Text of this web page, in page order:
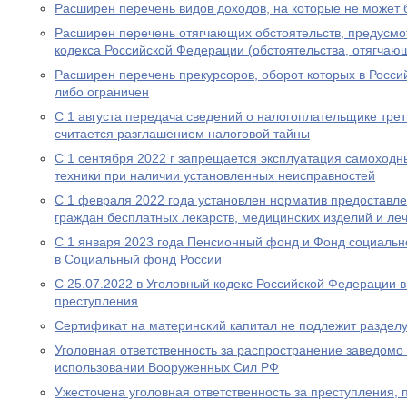
Расширен перечень видов доходов, на которые не может
Расширен перечень отягчающих обстоятельств,
кодекса Российской Федерации (обстоятельства,
Расширен перечень прекурсоров, оборот которых в
либо ограничен
С 1 августа передача сведений о налогоплательщике
считается разглашением налоговой тайны
С 1 сентября 2022 г запрещается эксплуатация
техники при наличии установленных неисправностей
С 1 февраля 2022 года установлен норматив
граждан бесплатных лекарств, медицинских изделий и
С 1 января 2023 года Пенсионный фонд и Фонд
в Социальный фонд России
С 25.07.2022 в Уголовный кодекс Российской Федерации
преступления
Сертификат на материнский капитал не подлежит
Уголовная ответственность за распространение
использовании Вооруженных Сил РФ
Ужесточена уголовная ответственность за